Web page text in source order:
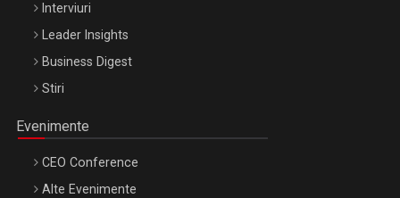
Interviuri
Leader Insights
Business Digest
Stiri
Evenimente
CEO Conference
Alte Evenimente